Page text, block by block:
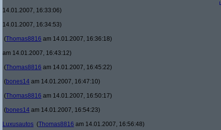
14.01.2007, 16:33:06)
14.01.2007, 16:34:53)
(Thomas8816 am 14.01.2007, 16:36:18)
am 14.01.2007, 16:43:12)
(Thomas8816 am 14.01.2007, 16:45:22)
(bones14 am 14.01.2007, 16:47:10)
(Thomas8816 am 14.01.2007, 16:50:17)
(bones14 am 14.01.2007, 16:54:23)
Luxusautos (Thomas8816 am 14.01.2007, 16:56:48)